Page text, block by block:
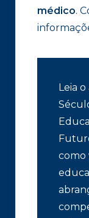
médico.
Leia
como